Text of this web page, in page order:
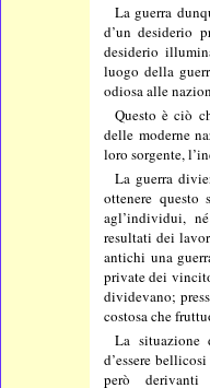
La guerra
d’un desiderio
desiderio
luogo della
odiosa alle
Questo è ciò
delle moderne
loro sorgente,
La guerra
ottenere
agl’individui,
resultati dei
antichi una
private dei
dividevano;
costosa che
La situazione
d’essere
però